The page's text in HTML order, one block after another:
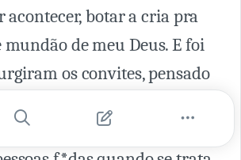
acontecer, botar a cria pra
de meu Deus. E foi
os convites, pensado
coragem eu chamei um